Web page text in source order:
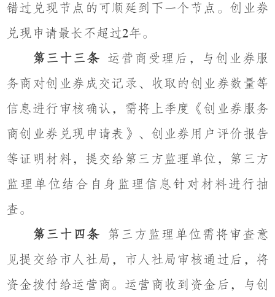
错过兑现节点的可顺延到下一个节点。创业券
兑现申请最长不超过2年。
第三十三条 运营商受理后，与创业券服
务商对创业券成交记录、收取的创业券数量等
信息进行审核确认，需将上季度《创业券服务
商创业券兑现申请表》、创业券用户评价报告
等证明材料，提交给第三方监理单位，第三方
监理单位结合自身监理信息针对材料进行抽
查。
第三十四条
第三方监理单位需将审查意
见提交给市人社局，市人社局审核通过后，将
资金拨付给运营商。运营商收到资金后，与创